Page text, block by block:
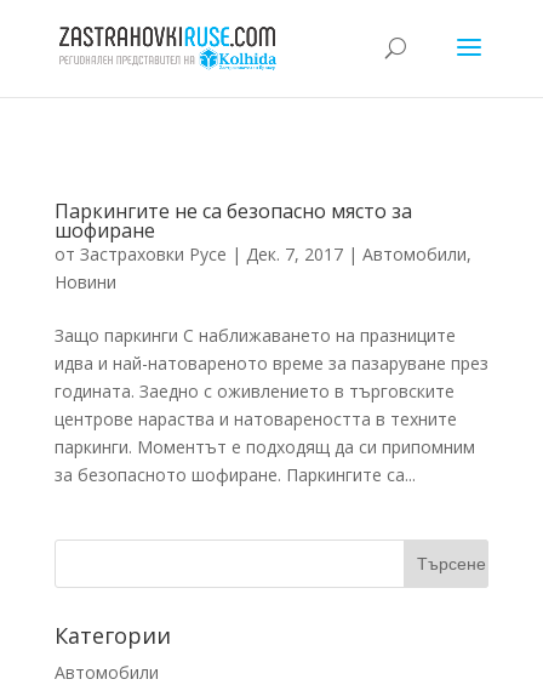
Паркингите не са безопасно място за
шофиране
от Застраховки Русе | Дек. 7, 2017| Автомобили,
Новини
Защо паркинги С наближаването на празниците
идва и най-натовареното време за пазаруване през
годината. Заедно с оживлението в търговските
центрове нараства и натовареността в техните
паркинги. Моментът е подходящ да си припомним
за безопасното шофиране. Паркингите са...
Категории
Автомобили